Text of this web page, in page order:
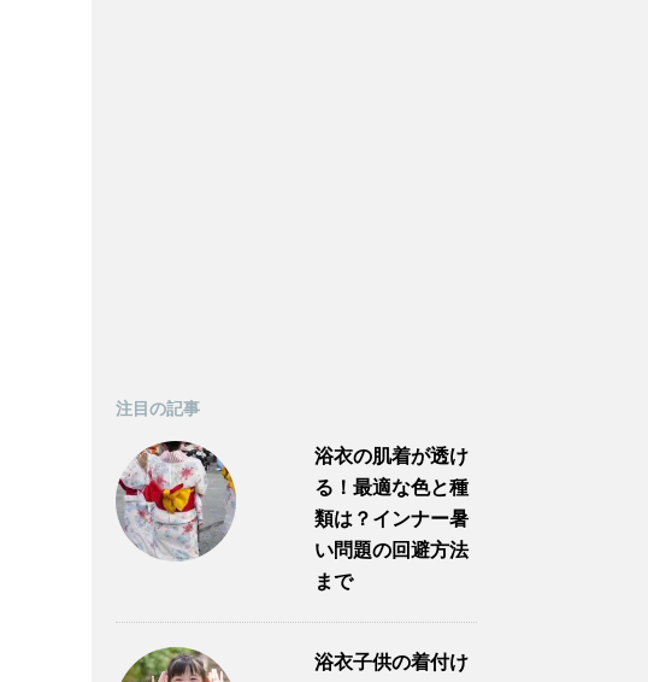
注目の記事
浴衣の肌着が透け
る！最適な色と種
類は？インナー暑
い問題の回避方法
まで
浴衣子供の着付け